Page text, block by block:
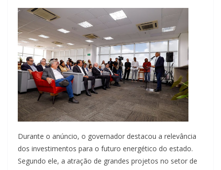
Durante o anúncio, o governador destacou a relevância
dos investimentos para o futuro energético do estado.
Segundo ele, a atração de grandes projetos no setor de